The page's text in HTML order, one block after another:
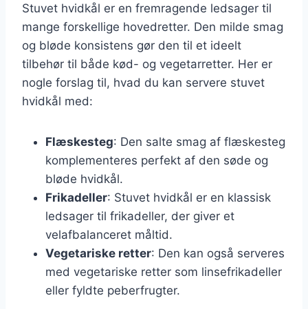
Stuvet hvidkål er en fremragende ledsager til
mange forskellige hovedretter. Den milde smag
og bløde konsistens gør den til et ideelt
tilbehør til både kød- og vegetarretter. Her er
nogle forslag til, hvad du kan servere stuvet
hvidkål med:
Flæskesteg: Den salte smag af flæskesteg
komplementeres perfekt af den søde og
bløde hvidkål.
Frikadeller: Stuvet hvidkål er en klassisk
ledsager til frikadeller, der giver et
velafbalanceret måltid.
Vegetariske retter: Den kan også serveres
med vegetariske retter som linsefrikadeller
eller fyldte peberfrugter.